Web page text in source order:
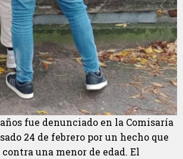
fue denunciado en la Comisaría
24 de febrero por un hecho que
una menor de edad. El